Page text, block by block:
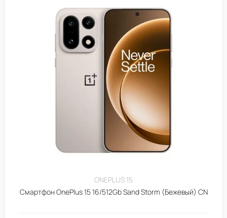
ONEPLUS 15
Смартфон OnePlus 15 16/512Gb Sand Storm (Бежевый) CN